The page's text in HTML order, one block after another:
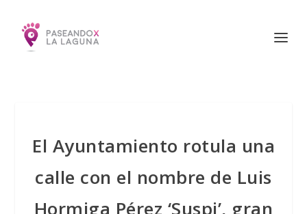
El Ayuntamiento rotula una
calle con el nombre de Luis
Hormiga Pérez ‘Suspi’, gran